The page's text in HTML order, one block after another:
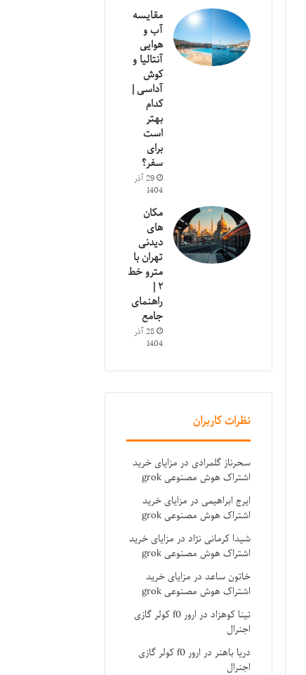
مقایسه
آب و
هوایی
آنتالیا و
کوش
آداسی |
کدام
بهتر
است
برای
سفر؟
29 آذر
1404
مکان
های
دیدنی
تهران با
مترو خط
۲ |
راهنمای
جامع
28 آذر
1404
نظرات کاربران
سحرناز گلمرادیدر مزایای خرید
اشتراک هوش مصنوعی grok
ایرج ابراهیمیدر مزایای خرید
اشتراک هوش مصنوعی grok
شیدا کرمانی نژاددر مزایای خرید
اشتراک هوش مصنوعی grok
خاتون ساعددر مزایای خرید
اشتراک هوش مصنوعی grok
تینا کوهزاددر
ارور f0 کولر گازی
اجنرال
دریا باهنردر
ارور f0 کولر گازی
اجنرال